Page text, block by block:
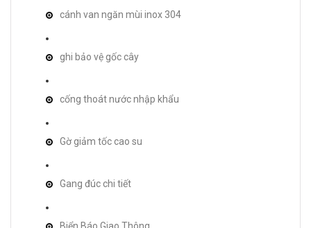
cánh van ngăn mùi inox 304
ghi bảo vệ gốc cây
cống thoát nước nhập khẩu
Gờ giảm tốc cao su
Gang đúc chi tiết